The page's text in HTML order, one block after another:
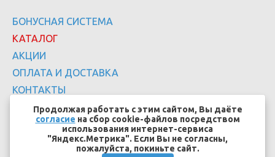
БОНУСНАЯ СИСТЕМА
КАТАЛОГ
АКЦИИ
ОПЛАТА И ДОСТАВКА
КОНТАКТЫ
Продолжая работать с этим сайтом, Вы даёте
согласие на сбор cookie-файлов посредством
использования интернет-сервиса
"Яндекс.Метрика". Если Вы не согласны,
пожалуйста, покиньте сайт.